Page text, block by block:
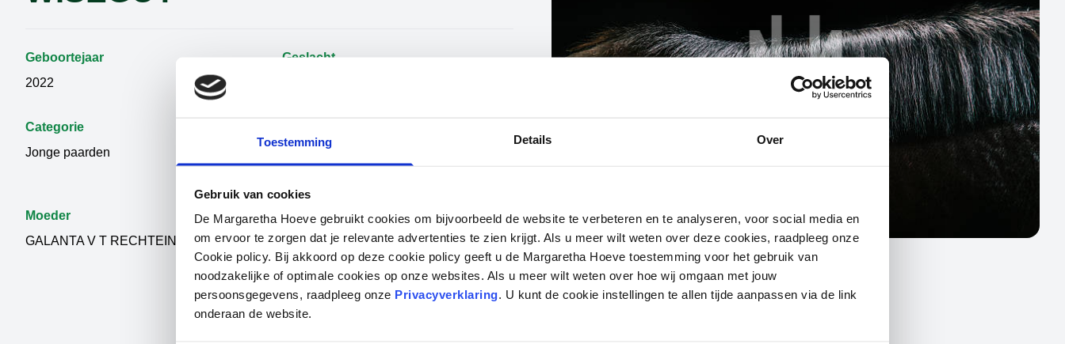
Toestemming Details Over
Gebruik van cookies
De Margaretha Hoeve gebruikt cookies om bijvoorbeeld de website te verbeteren en te analyseren, voor social media en
om ervoor te zorgen dat je relevante advertenties te zien krijgt. Als u meer wilt weten over deze cookies, raadpleeg onze
Cookie policy. Bij akkoord op deze cookie policy geeft u de Margaretha Hoeve toestemming voor het gebruik van
noodzakelijke of optimale cookies op onze websites. Als u meer wilt weten over hoe wij omgaan met jouw
persoonsgegevens, raadpleeg onze Privacyverklaring. U kunt de cookie instellingen te allen tijde aanpassen via de link
onderaan de website.
Geboortejaar
2022
Geslacht
Categorie
Jonge paarden
AMADEO VAN T VOSSENHOF Z/ASCA
Moeder
GALANTA V T RECHTEIND